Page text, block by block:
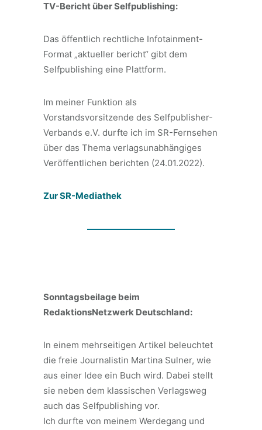
TV-Bericht über Selfpublishing:
Das öffentlich rechtliche Infotainment-
Format „aktueller bericht“ gibt dem
Selfpublishing eine Plattform.
Im meiner Funktion als
Vorstandsvorsitzende des Selfpublisher-
Verbands e.V. durfte ich im SR-Fernsehen
über das Thema verlagsunabhängiges
Veröffentlichen berichten (24.01.2022).
Zur SR-Mediathek
Sonntagsbeilage beim
RedaktionsNetzwerk Deutschland:
In einem mehrseitigen Artikel beleuchtet
die freie Journalistin Martina Sulner, wie
aus einer Idee ein Buch wird. Dabei stellt
sie neben dem klassischen Verlagsweg
auch das Selfpublishing vor.
Ich durfte von meinem Werdegang und